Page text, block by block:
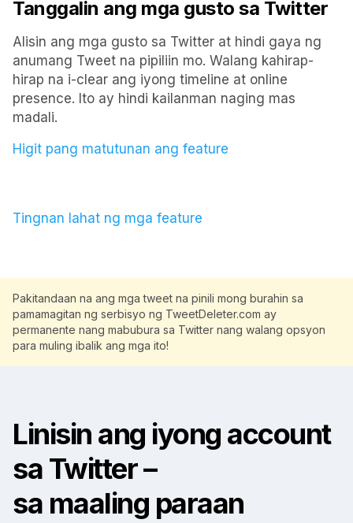
Tanggalin ang mga gusto sa Twitter
Alisin ang mga gusto sa Twitter at hindi gaya ng
anumang Tweet na pipiliin mo. Walang kahirap-
hirap na i-clear ang iyong timeline at online
presence. Ito ay hindi kailanman naging mas
madali.
Higit pang matutunan ang feature
Tingnan lahat ng mga feature
Pakitandaan na ang mga tweet na pinili mong burahin sa
pamamagitan ng serbisyo ng TweetDeleter.com ay
permanente nang mabubura sa Twitter nang walang opsyon
para muling ibalik ang mga ito!
Linisin ang iyong account
sa Twitter –
sa maaling paraan